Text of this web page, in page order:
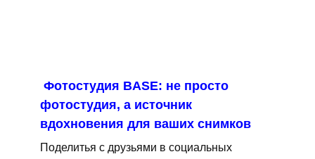
Фотостудия BASE: не просто
фотостудия, а источник
вдохновения для ваших снимков
Поделитья с друзьями в социальных